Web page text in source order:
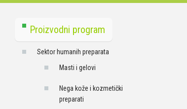
Proizvodni program
Sektor humanih preparata
Masti i gelovi
Nega kože i kozmetički
preparati